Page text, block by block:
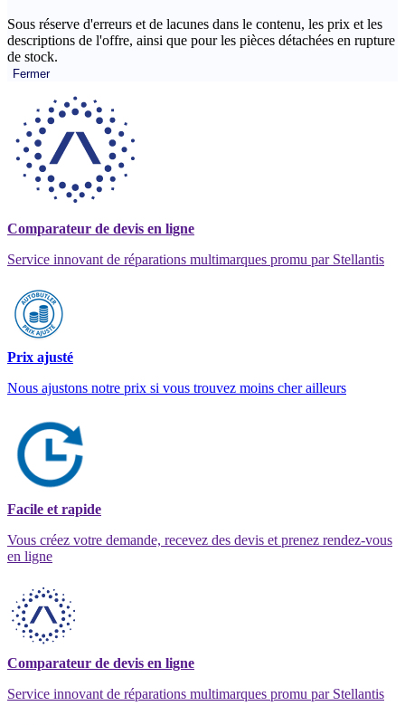
Sous réserve d'erreurs et de lacunes dans le contenu, les prix et les
descriptions de l'offre, ainsi que pour les pièces détachées en rupture
de stock.
Fermer
Comparateur de devis en ligne
Service innovant de réparations multimarques promu par Stellantis
Prix ajusté
Nous ajustons notre prix si vous trouvez moins cher ailleurs
Facile et rapide
Vous créez votre demande, recevez des devis et prenez rendez-vous
en ligne
Comparateur de devis en ligne
Service innovant de réparations multimarques promu par Stellantis